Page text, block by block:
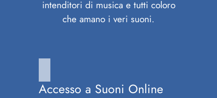
intenditori di musica e tutti coloro
che amano i veri suoni.
Accesso a Suoni Online